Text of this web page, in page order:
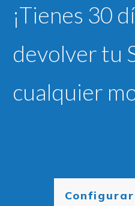
¡Tienes 30
devolver tu
cualquier